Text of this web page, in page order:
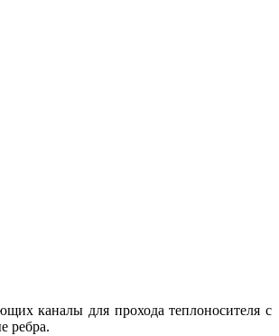
каналы для прохода теплоносителя с
ребра.